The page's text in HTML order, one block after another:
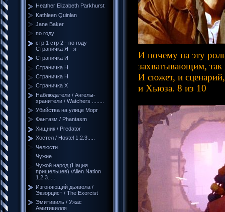
Heather Elizabeth Parkhurst
Kathleen Quinlan
Jane Baker
по году
стр 1 стр 2 - по году
Страничка Я - я
Страничка И
Страничка Н
Страничка Н
Страничка Х
Наблюдатели / Ангелы-
хранители / Watchers ........
Убийства на улице Морг
Фантазм / Phantasm
Хищник / Predator
Хостел / Hostel 1.2.3.....
Челюсти
Чужие
Чужой народ (Нация
пришельцев) /Alien Nation
1.2.3.....
Изгоняющий дьявола /
Экзорцист / The Exorcist
Эмитивиль / Ужас
Амитивилля
И почему на эту
захватывающим,
И сюжет, и
и Хьюза. 8 из 10